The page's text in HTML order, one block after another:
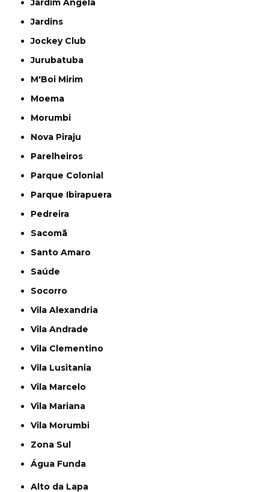
Jardins
Jockey Club
Jurubatuba
M'Boi Mirim
Moema
Morumbi
Nova Piraju
Parelheiros
Parque Colonial
Parque Ibirapuera
Pedreira
Sacomã
Santo Amaro
Saúde
Socorro
Vila Alexandria
Vila Andrade
Vila Clementino
Vila Lusitania
Vila Marcelo
Vila Mariana
Vila Morumbi
Zona Sul
Água Funda
Alto da Lapa